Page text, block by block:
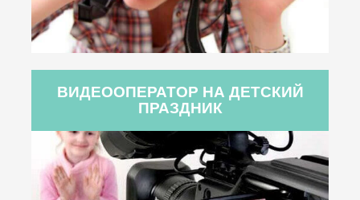
ВИДЕООПЕРАТОР НА ДЕТСКИЙ
ПРАЗДНИК